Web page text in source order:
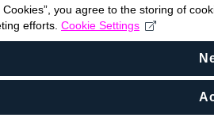
Cookies”, you agree to the storing of
efforts. Cookie Settings